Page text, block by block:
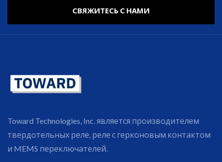
СВЯЖИТЕСЬ С НАМИ
Toward Technologies, Inc. является производителем
твердотельных реле, реле с герконовым контактом
и MEMS переключателей.